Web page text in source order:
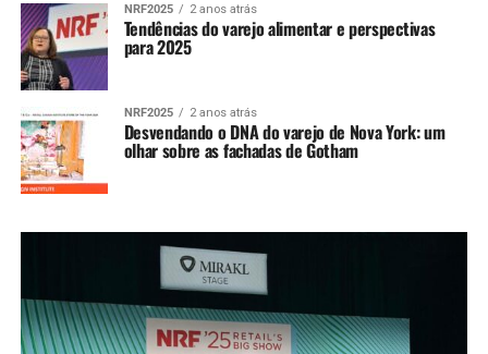
NRF2025 2 anos atrás
Tendências do varejo alimentar e perspectivas
para 2025
NRF2025 2 anos atrás
Desvendando o DNA do varejo de Nova York: um
olhar sobre as fachadas de Gotham